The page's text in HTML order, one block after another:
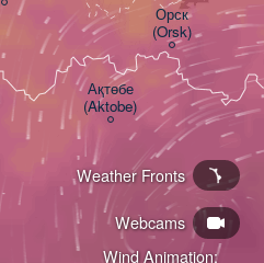
Wind Animation:
Webcams
Weather Fronts
Ақтөбе
(Aktobe)
Орск
(Orsk)